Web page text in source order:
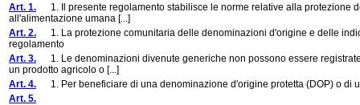
Art. 1. 1. Il presente regolamento stabilisce le norme relative alla protezione
all'alimentazione umana [...]
Art. 2. 1. La protezione comunitaria delle denominazioni d'origine e delle
regolamento
Art. 3. 1. Le denominazioni divenute generiche non possono essere
un prodotto agricolo o [...]
Art. 4. 1. Per beneficiare di una denominazione d'origine protetta (DOP) o di
Art. 5.